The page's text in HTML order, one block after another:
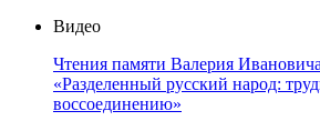
Видео
Чтения памяти Валерия
«Разделенный русский народ:
воссоединению»